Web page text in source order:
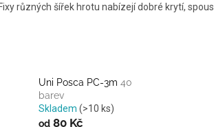
různých šířek hrotu nabízejí dobré krytí,
Uni Posca PC-3m 40
barev
Skladem (>10 ks)
od80 Kč